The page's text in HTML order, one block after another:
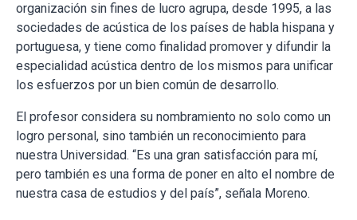
organización sin fines de lucro agrupa, desde 1995, a las
sociedades de acústica de los países de habla hispana y
portuguesa, y tiene como finalidad promover y difundir la
especialidad acústica dentro de los mismos para unificar
los esfuerzos por un bien común de desarrollo.
El profesor considera su nombramiento no solo como un
logro personal, sino también un reconocimiento para
nuestra Universidad. “Es una gran satisfacción para mí,
pero también es una forma de poner en alto el nombre de
nuestra casa de estudios y del país”, señala Moreno.